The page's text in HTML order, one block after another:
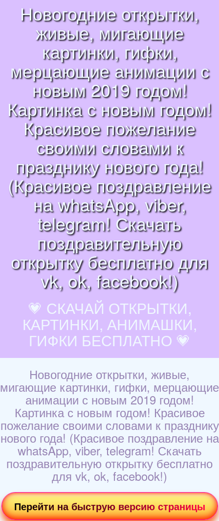
Новогодние открытки,
живые, мигающие
картинки, гифки,
мерцающие анимации с
новым 2019 годом!
Картинка с новым годом!
Красивое пожелание
своими словами к
празднику нового года!
(Красивое поздравление
на whatsApp, viber,
telegram! Скачать
поздравительную
открытку бесплатно для
vk, ok, facebook!)
💗 СКАЧАЙ ОТКРЫТКИ,
КАРТИНКИ, АНИМАШКИ,
ГИФКИ БЕСПЛАТНО 💗
Новогодние открытки, живые,
мигающие картинки, гифки, мерцающие
анимации с новым 2019 годом!
Картинка с новым годом! Красивое
пожелание своими словами к празднику
нового года! (Красивое поздравление на
whatsApp, viber, telegram! Скачать
поздравительную открытку бесплатно
для vk, ok, facebook!)
Перейти на быструю версию страницы